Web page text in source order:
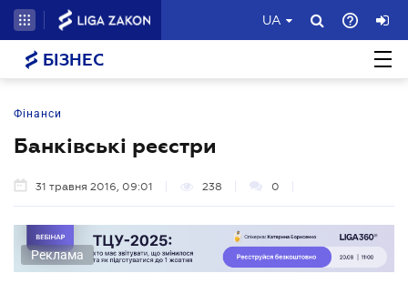
UA
БІЗНЕС
Фінанси
Банківські реєстри
31 травня 2016, 09:01 238 0
Реклама